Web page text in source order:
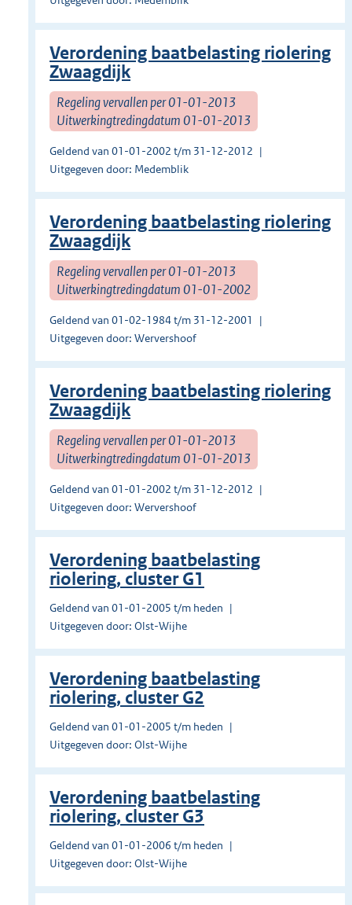
Verordening baatbelasting riolering
Zwaagdijk
Regeling vervallen per 01-01-2013
Uitwerkingtredingdatum 01-01-2013
Geldend van 01-01-2002 t/m 31-12-2012
Uitgegeven door: Medemblik
Verordening baatbelasting riolering
Zwaagdijk
Regeling vervallen per 01-01-2013
Uitwerkingtredingdatum 01-01-2002
Geldend van 01-02-1984 t/m 31-12-2001
Uitgegeven door: Wervershoof
Verordening baatbelasting riolering
Zwaagdijk
Regeling vervallen per 01-01-2013
Uitwerkingtredingdatum 01-01-2013
Geldend van 01-01-2002 t/m 31-12-2012
Uitgegeven door: Wervershoof
Verordening baatbelasting
riolering, cluster G1
Geldend van 01-01-2005 t/m heden
Uitgegeven door: Olst-Wijhe
Verordening baatbelasting
riolering, cluster G2
Geldend van 01-01-2005 t/m heden
Uitgegeven door: Olst-Wijhe
Verordening baatbelasting
riolering, cluster G3
Geldend van 01-01-2006 t/m heden
Uitgegeven door: Olst-Wijhe